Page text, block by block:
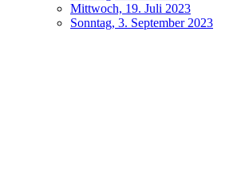
Mittwoch, 19. Juli 2023
Sonntag, 3. September 2023